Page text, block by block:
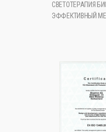
СВЕТОТЕРАПИЯ
ЭФФЕКТИВНЫЙ